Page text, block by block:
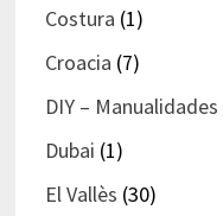
Costura (1)
Croacia (7)
DIY – Manualidades
Dubai (1)
El Vallès (30)